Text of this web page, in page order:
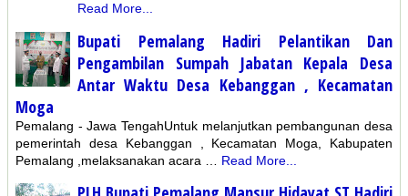
Read More...
Bupati Pemalang Hadiri Pelantikan Dan
Pengambilan Sumpah Jabatan Kepala Desa
Antar Waktu Desa Kebanggan , Kecamatan
Moga
Pemalang - Jawa TengahUntuk melanjutkan pembangunan desa
pemerintah desa Kebanggan , Kecamatan Moga, Kabupaten
Pemalang ,melaksanakan acara …
Read More...